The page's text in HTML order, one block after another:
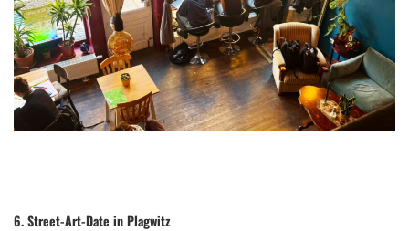
6. Street-Art-Date in Plagwitz